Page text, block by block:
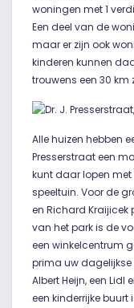
woningen met 1
Een deel van de
maar er zijn ook
kinderen kunnen
trouwens een 30 km
Alle huizen hebben
Presserstraat een
kunt daar lopen
speeltuin. Voor de
en Richard
van het park is de
een winkelcentrum
prima uw dagelijkse
Albert Heijn, een Lidl
een kinderrijke buurt